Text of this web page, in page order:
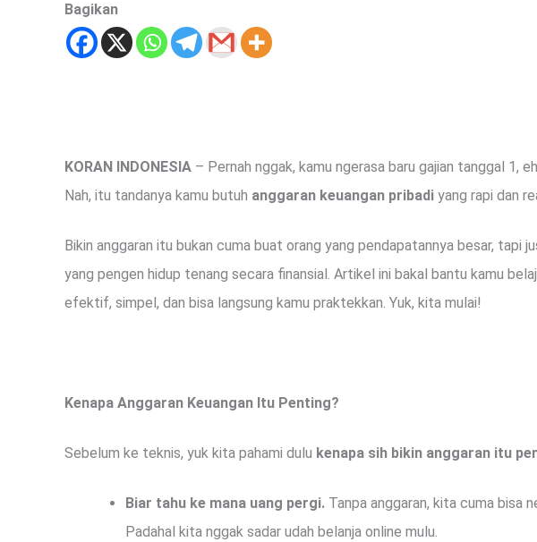
Bagikan
KORAN INDONESIA – Pernah nggak, kamu ngerasa baru gajian tanggal 1,
Nah, itu tandanya kamu butuh anggaran keuangan pribadi yang rapi dan
Bikin anggaran itu bukan cuma buat orang yang pendapatannya besar, tapi
yang pengen hidup tenang secara finansial. Artikel ini bakal bantu kamu
efektif, simpel, dan bisa langsung kamu praktekkan. Yuk, kita mulai!
Kenapa Anggaran Keuangan Itu Penting?
Sebelum ke teknis, yuk kita pahami dulu kenapa sih bikin anggaran itu
Biar tahu ke mana uang pergi. Tanpa anggaran, kita cuma bisa
Padahal kita nggak sadar udah belanja online mulu.